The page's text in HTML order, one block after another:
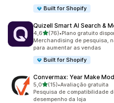
Built for Shopify
Quizell Smart AI Search &
4,6de 5 estrelas
(76)
76 avaliações ao todo
•Plano gratuito
Merchandising de pesquisa,
para aumentar as vendas
Built for Shopify
Convermax: Year Make
5,0de 5 estrelas
(15)
15 avaliações ao todo
•Avaliação gratuita
Pesquisa de compatibilidade
desempenho da loja